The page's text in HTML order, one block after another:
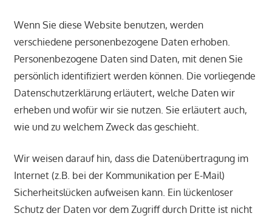
Wenn Sie diese Website benutzen, werden
verschiedene personenbezogene Daten erhoben.
Personenbezogene Daten sind Daten, mit denen Sie
persönlich identifiziert werden können. Die vorliegende
Datenschutzerklärung erläutert, welche Daten wir
erheben und wofür wir sie nutzen. Sie erläutert auch,
wie und zu welchem Zweck das geschieht.
Wir weisen darauf hin, dass die Datenübertragung im
Internet (z.B. bei der Kommunikation per E-Mail)
Sicherheitslücken aufweisen kann. Ein lückenloser
Schutz der Daten vor dem Zugriff durch Dritte ist nicht